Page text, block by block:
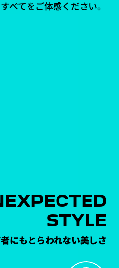
べてをご体感ください。
STYLE
にもとらわれない美しさ